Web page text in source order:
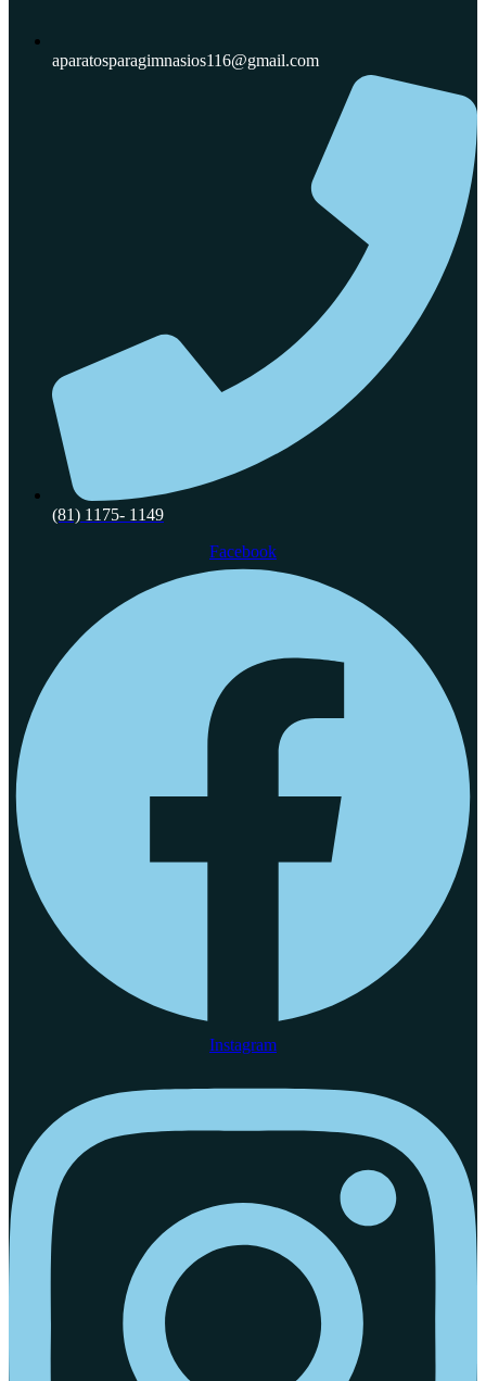
aparatosparagimnasios116@gmail.com
(81) 1175- 1149
Facebook
Instagram